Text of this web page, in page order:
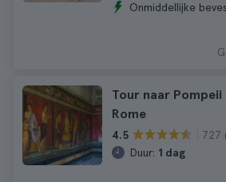
Onmiddellijke
Tour naar Pompeii
Rome
4.5
727
Duur: 1 dag